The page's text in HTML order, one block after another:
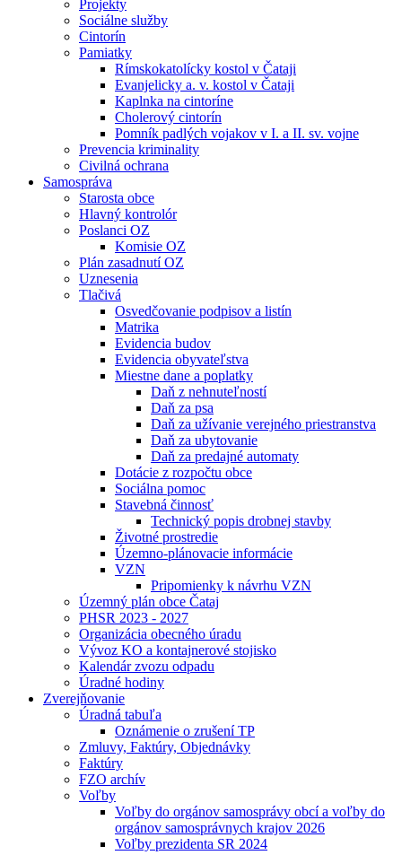
Projekty
Sociálne služby
Cintorín
Pamiatky
Rímskokatolícky kostol v Čataji
Evanjelicky a. v. kostol v Čataji
Kaplnka na cintoríne
Cholerový cintorín
Pomník padlých vojakov v I. a II. sv. vojne
Prevencia kriminality
Civilná ochrana
Samospráva
Starosta obce
Hlavný kontrolór
Poslanci OZ
Komisie OZ
Plán zasadnutí OZ
Uznesenia
Tlačivá
Osvedčovanie podpisov a listín
Matrika
Evidencia budov
Evidencia obyvateľstva
Miestne dane a poplatky
Daň z nehnuteľností
Daň za psa
Daň za užívanie verejného priestranstva
Daň za ubytovanie
Daň za predajné automaty
Dotácie z rozpočtu obce
Sociálna pomoc
Stavebná činnosť
Technický popis drobnej stavby
Životné prostredie
Územno-plánovacie informácie
VZN
Pripomienky k návrhu VZN
Územný plán obce Čataj
PHSR 2023 - 2027
Organizácia obecného úradu
Vývoz KO a kontajnerové stojisko
Kalendár zvozu odpadu
Úradné hodiny
Zverejňovanie
Úradná tabuľa
Oznámenie o zrušení TP
Zmluvy, Faktúry, Objednávky
Faktúry
FZO archív
Voľby
Voľby do orgánov samosprávy obcí a voľby do
orgánov samosprávnych krajov 2026
Voľby prezidenta SR 2024